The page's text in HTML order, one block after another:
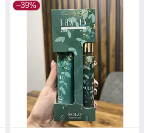
–39%